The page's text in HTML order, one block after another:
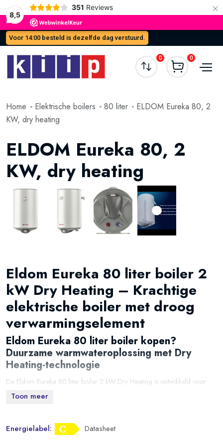
8,5
351 Reviews ×
Voor 14:00 besteld is dezelfde dag verstuurd.
0 0
Home Elektrische boilers 80 liter
ELDOM Eureka 80, 2
KW, dry heating
ELDOM Eureka 80, 2
KW, dry heating
Eldom Eureka 80 liter boiler 2
kW Dry Heating – Krachtige
elektrische boiler met droog
verwarmingselement
Eldom Eureka 80 liter boiler kopen?
Duurzame warmwateroplossing met Dry
Heating-technologie
De Eldom Eureka 80 liter boiler 2 kW Dry Heating is ontwikkeld voor
huishoudens die op zoek zijn naar een betrouwbare, energiezuinige en
verwarmingselement (Dry Heating) komt het verwarmingselement niet
rechtstreeks in contact met het water. Hierdoor ontstaat aanzienlijk
Toon meer
Energielabel: Datasheet